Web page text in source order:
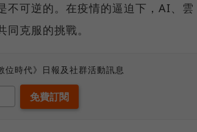
不可逆的。在疫情的逼迫下，AI、雲
克服的挑戰。
時代》日報及社群活動訊息